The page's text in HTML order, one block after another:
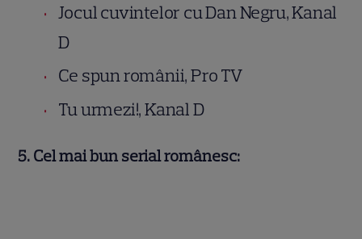
Jocul cuvintelor cu Dan Negru, Kanal
D
Ce spun românii, Pro TV
Tu urmezi!, Kanal D
5. Cel mai bun serial românesc: